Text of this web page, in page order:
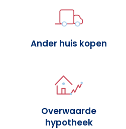
Ander huis kopen
Overwaarde
hypotheek